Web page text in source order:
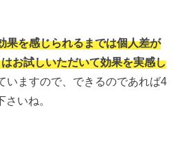
果を感じられるまでは個人差が
お試しいただいて効果を実感し
いますので、できるのであれば4
いね。